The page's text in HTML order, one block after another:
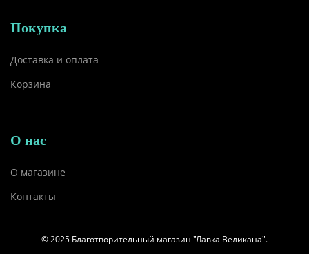
Покупка
Доставка и оплата
Корзина
О нас
О магазине
Контакты
© 2025 Благотворительный магазин "Лавка Великана".